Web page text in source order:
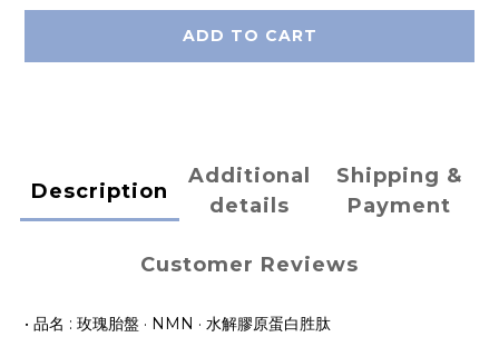
ADD TO CART
Description
Additional
details
Shipping &
Payment
Customer Reviews
• 品名 : 玫瑰胎盤 · NMN · 水解膠原蛋白胜肽